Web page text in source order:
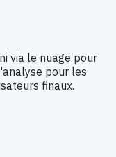
via le nuage pour
pour les
finaux.